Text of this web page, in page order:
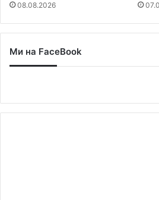
08.08.2026
Ми на FaceBook